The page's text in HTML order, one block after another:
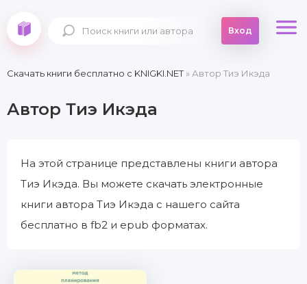
Вход
Скачать книги бесплатно c KNIGKI.NET» Автор Тиэ Икэда
Автор Тиэ Икэда
На этой странице представлены книги автора
Тиэ Икэда. Вы можете скачать электронные
книги автора Тиэ Икэда с нашего сайта
бесплатно в fb2 и epub форматах.